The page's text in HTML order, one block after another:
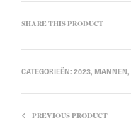
SHARE THIS PRODUCT
CATEGORIEËN: 2023, MANNEN,
PREVIOUS PRODUCT